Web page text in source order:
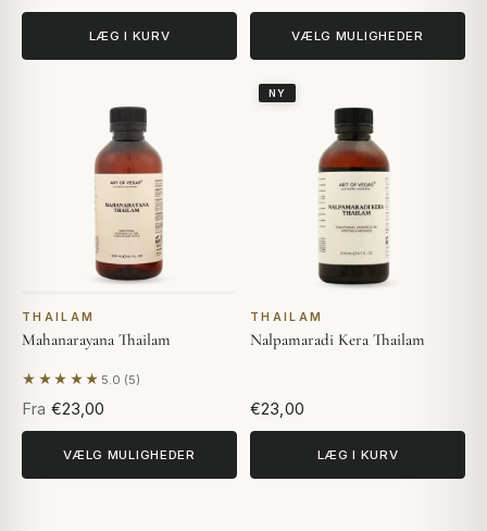
LÆG I KURV VÆLG MULIGHEDER
THAILAM
Mahanarayana Thailam
★★★★★ 5.0 (5)
Baseret på 5 anmeldelser
Fra €23,00
VÆLG MULIGHEDER
NY
THAILAM
Nalpamaradi Kera Thailam
€23,00
LÆG I KURV